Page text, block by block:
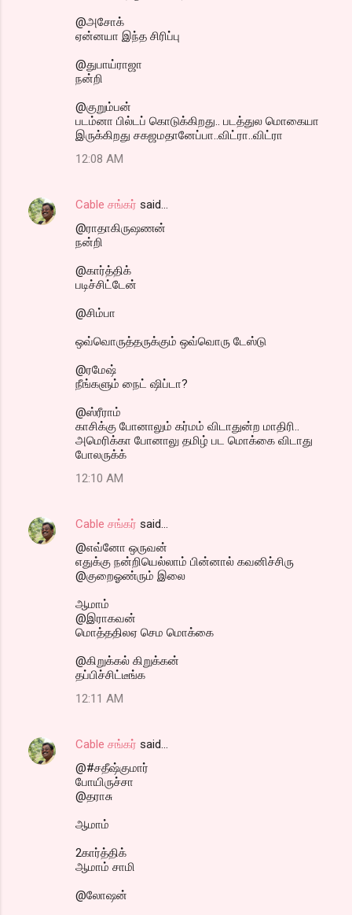
@அசோக்
ஏன்னயா இந்த சிரிப்பு
@துபாய்ராஜா
நன்றி
@குறும்பன்
படம்னா பில்டப் கொடுக்கிறது.. படத்துல மொகையா
இருக்கிறது சகஜமதானேப்பா..விட்ரா..விட்ரா
12:08 AM
Cable சங்கர் said…
@ராதாகிருஷணன்
நன்றி
@கார்த்திக்
படிச்சிட்டேன்
@சிம்பா
ஒவ்வொருத்தருக்கும் ஒவ்வொரு டேஸ்டு
@ரமேஷ்
நீங்களும் நைட் ஷிப்டா?
@ஸ்ரீராம்
காசிக்கு போனாலும் கர்மம் விடாதுன்ற மாதிரி..
அமெரிக்கா போனாலு தமிழ் பட மொக்கை விடாது
போலருக்க்
12:10 AM
Cable சங்கர் said…
@எவ்னோ ஒருவன்
எதுக்கு நன்றியெல்லாம் பின்னால் கவனிச்சிரு
@குறைஓண்ரும் இலை
ஆமாம்
@இராகவன்
மொத்ததிலஏ செம மொக்கை
@கிறுக்கல் கிறுக்கன்
தப்பிச்சிட்டீங்க
12:11 AM
Cable சங்கர் said…
@#சதீஷ்குமார்
போயிருச்சா
@தராசு
ஆமாம்
2கார்த்திக்
ஆமாம் சாமி
@லோஷன்